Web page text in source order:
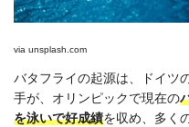
via unsplash.com
バタフライの起源は、ドイツ
手が、オリンピックで現在の
を泳いで好成績を収め、多く